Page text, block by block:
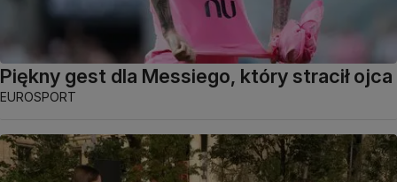
Piękny gest dla Messiego, który stracił ojca
EUROSPORT